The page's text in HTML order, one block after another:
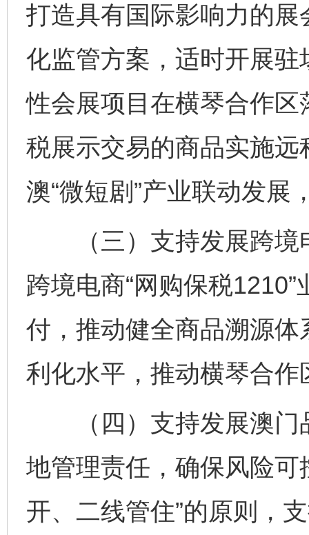
打造具有国际影响力的
化监管方案，适时开展驻
性会展项目在横琴合作
税展示交易的商品实施
澳“微短剧”产业联动发展
（三）支持发展跨境
跨境电商“网购保税
付，推动健全商品溯源
利化水平，推动横琴合
（四）支持发展澳门
地管理责任，确保风险可
开、二线管住”的原则，